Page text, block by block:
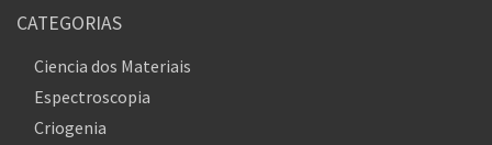
CATEGORIAS
Ciencia dos Materiais
Espectroscopia
Criogenia